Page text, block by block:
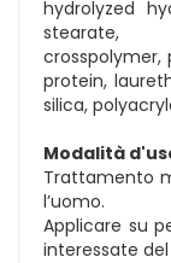
hydrolyzed
stearate,
crosspolymer,
protein,
silica,
Modalità
Trattamento
l’uomo.
Applicare su
interessate